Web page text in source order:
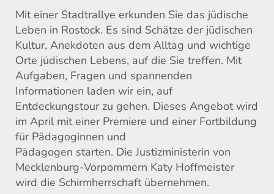
Mit einer Stadtrallye erkunden Sie das jüdische
Leben in Rostock. Es sind Schätze der jüdischen
Kultur, Anekdoten aus dem Alltag und wichtige
Orte jüdischen Lebens, auf die Sie treffen. Mit
Aufgaben, Fragen und spannenden
Informationen laden wir ein, auf
Entdeckungstour zu gehen. Dieses Angebot wird
im April mit einer Premiere und einer Fortbildung
für Pädagoginnen und
Pädagogen starten. Die Justizministerin von
Mecklenburg-Vorpommern Katy Hoffmeister
wird die Schirmherrschaft übernehmen.